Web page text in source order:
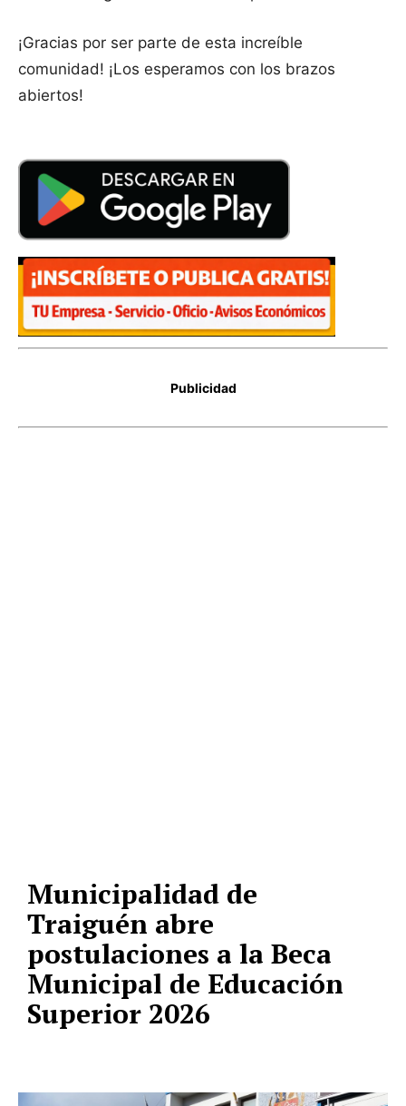
¡Gracias por ser parte de esta increíble
comunidad! ¡Los esperamos con los brazos
abiertos!
Publicidad